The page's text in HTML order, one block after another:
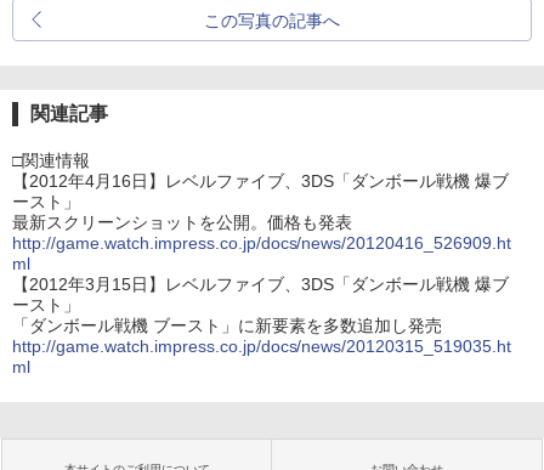
この写真の記事へ
関連記事
□関連情報
【2012年4月16日】レベルファイブ、3DS「ダンボール戦機 爆ブ
ースト」
最新スクリーンショットを公開。価格も発表
http://game.watch.impress.co.jp/docs/news/20120416_526909.ht
ml
【2012年3月15日】レベルファイブ、3DS「ダンボール戦機 爆ブ
ースト」
「ダンボール戦機 ブースト」に新要素を多数追加し発売
http://game.watch.impress.co.jp/docs/news/20120315_519035.ht
ml